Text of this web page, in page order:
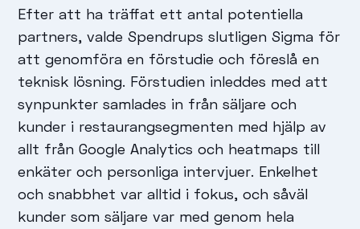
Efter att ha träffat ett antal potentiella
partners, valde Spendrups slutligen Sigma för
att genomföra en förstudie och föreslå en
teknisk lösning. Förstudien inleddes med att
synpunkter samlades in från säljare och
kunder i restaurangsegmenten med hjälp av
allt från Google Analytics och heatmaps till
enkäter och personliga intervjuer. Enkelhet
och snabbhet var alltid i fokus, och såväl
kunder som säljare var med genom hela